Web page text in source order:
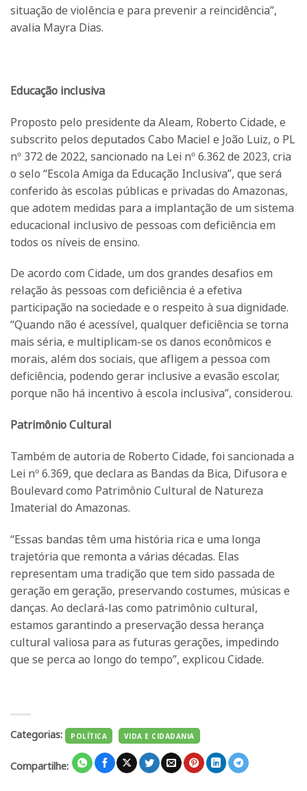
situação de violência e para prevenir a reincidência”,
avalia Mayra Dias.
Educação inclusiva
Proposto pelo presidente da Aleam, Roberto Cidade, e
subscrito pelos deputados Cabo Maciel e João Luiz, o PL
nº 372 de 2022, sancionado na Lei nº 6.362 de 2023, cria
o selo “Escola Amiga da Educação Inclusiva”, que será
conferido às escolas públicas e privadas do Amazonas,
que adotem medidas para a implantação de um sistema
educacional inclusivo de pessoas com deficiência em
todos os níveis de ensino.
De acordo com Cidade, um dos grandes desafios em
relação às pessoas com deficiência é a efetiva
participação na sociedade e o respeito à sua dignidade.
“Quando não é acessível, qualquer deficiência se torna
mais séria, e multiplicam-se os danos econômicos e
morais, além dos sociais, que afligem a pessoa com
deficiência, podendo gerar inclusive a evasão escolar,
porque não há incentivo à escola inclusiva”, considerou.
Patrimônio Cultural
Também de autoria de Roberto Cidade, foi sancionada a
Lei nº 6.369, que declara as Bandas da Bica, Difusora e
Boulevard como Patrimônio Cultural de Natureza
Imaterial do Amazonas.
“Essas bandas têm uma história rica e uma longa
trajetória que remonta a várias décadas. Elas
representam uma tradição que tem sido passada de
geração em geração, preservando costumes, músicas e
danças. Ao declará-las como patrimônio cultural,
estamos garantindo a preservação dessa herança
cultural valiosa para as futuras gerações, impedindo
que se perca ao longo do tempo”, explicou Cidade.
Categorias: POLÍTICA VIDA E CIDADANIA
Compartilhe: